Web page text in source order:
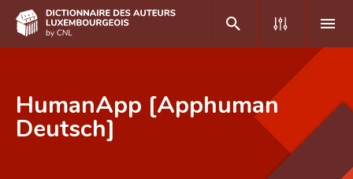
DE
HumanApp [Apphuman
Deutsch]